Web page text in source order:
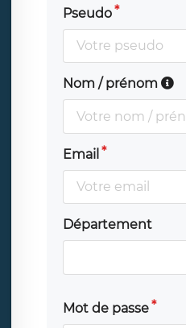
Pseudo
Nom / prénom
Email
Département
Mot de passe